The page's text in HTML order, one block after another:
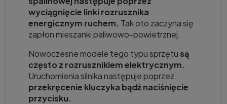
wyciągnięcie linki rozrusznika
energicznym ruchem. Tak oto zaczyna się
zapłon mieszanki paliwowo-powietrznej.
Nowoczesne modele tego typu sprzętu są
często z rozrusznikiem elektrycznym.
Uruchomienia silnika następuje poprzez
przekręcenie kluczyka bądź naciśnięcie
przycisku.